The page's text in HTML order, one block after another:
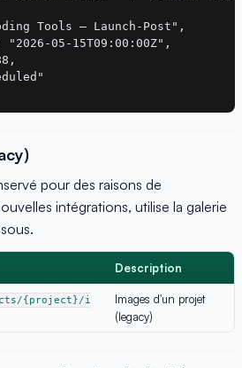
Tools — Launch-Post",
"2026-05-15T09:00:00Z",
pour des raisons de
intégrations, utilise la galerie
Description
{project}/i
Images d'un projet
(legacy)